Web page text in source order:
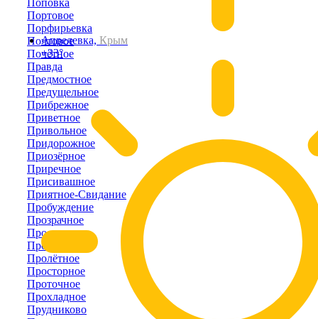
Апрелевка, Крым
+33°
Портовое
Порфирьевка
Почтовое
Почётное
Правда
Предмостное
Предущельное
Прибрежное
Приветное
Привольное
Придорожное
Приозёрное
Приречное
Присивашное
Приятное-Свидание
Пробуждение
Прозрачное
Пролетарка
Пролом
Пролётное
Просторное
Проточное
Прохладное
Прудниково